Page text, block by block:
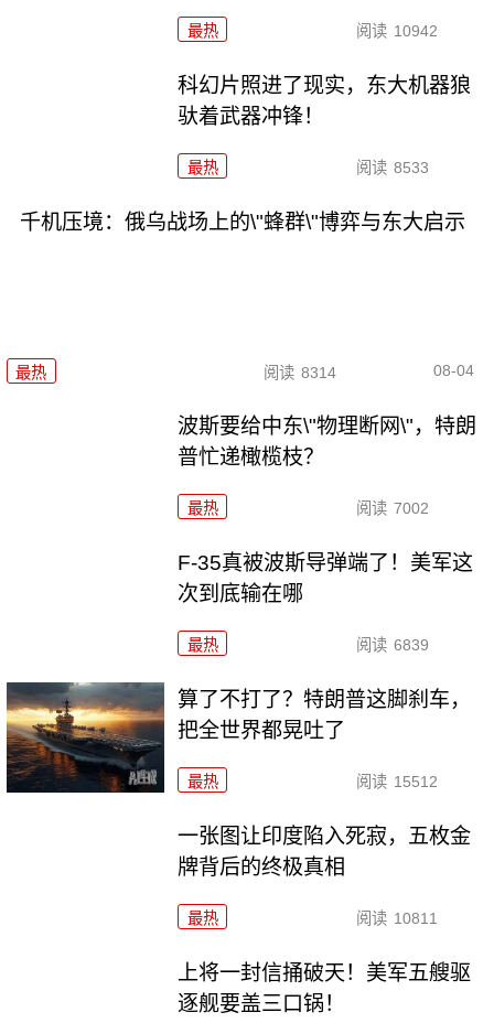
最热 阅读 10942
科幻片照进了现实，东大机器狼
驮着武器冲锋！
最热 阅读 8533
千机压境：俄乌战场上的\"蜂群\"博弈与东大启示
最热 阅读 8314 08-04
波斯要给中东\"物理断网\"，特朗
普忙递橄榄枝？
最热 阅读 7002
F-35真被波斯导弹端了！美军这
次到底输在哪
最热 阅读 6839
算了不打了？特朗普这脚刹车，
把全世界都晃吐了
最热 阅读 15512
一张图让印度陷入死寂，五枚金
牌背后的终极真相
最热 阅读 10811
上将一封信捅破天！美军五艘驱
逐舰要盖三口锅！